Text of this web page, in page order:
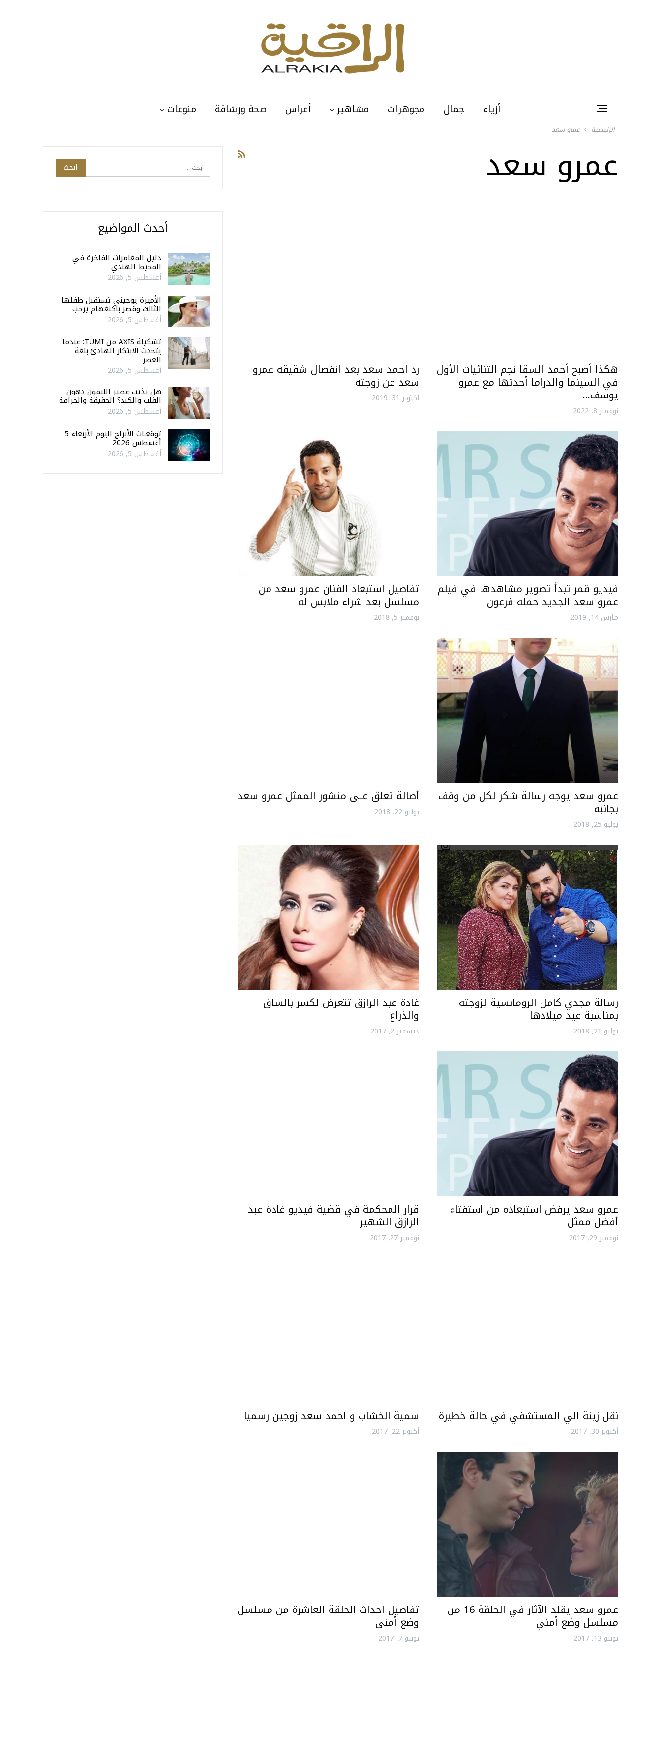
أزياء جمال مجوهرات مشاهير أعراس صحة ورشاقة منوعات
الرئيسية عمرو سعد
عمرو سعد
هكذا أصبح أحمد السقا نجم الثنائيات الأول
في السينما والدراما أحدثها مع عمرو
يوسف…
نوفمبر 8, 2022
رد احمد سعد بعد انفصال شقيقه عمرو
سعد عن زوجته
أكتوبر 31, 2019
فيديو قمر تبدأ تصوير مشاهدها في فيلم
عمرو سعد الجديد حمله فرعون
مارس 14, 2019
تفاصيل استبعاد الفنان عمرو سعد من
مسلسل بعد شراء ملابس له
نوفمبر 5, 2018
عمرو سعد يوجه رسالة شكر لكل من وقف
بجانبه
يوليو 25, 2018
أصالة تعلق على منشور الممثل عمرو سعد
يوليو 22, 2018
رسالة مجدي كامل الرومانسية لزوجته
بمناسبة عيد ميلادها
يوليو 21, 2018
غادة عبد الرازق تتعرض لكسر بالساق
والذراع
ديسمبر 2, 2017
عمرو سعد يرفض استبعاده من استفتاء
أفضل ممثل
نوفمبر 29, 2017
قرار المحكمة في قضية فيديو غادة عبد
الرازق الشهير
نوفمبر 27, 2017
نقل زينة الي المستشفي في حالة خطيرة
أكتوبر 30, 2017
سمية الخشاب و احمد سعد زوجين رسميا
أكتوبر 22, 2017
عمرو سعد يقلد الآثار في الحلقة 16 من
مسلسل وضع أمني
يونيو 13, 2017
تفاصيل احداث الحلقة العاشرة من مسلسل
وضع أمنى
يونيو 7, 2017
أحدث المواضيع
دليل المغامرات الفاخرة في
المحيط الهندي
أغسطس 5, 2026
الأميرة يوجيني تستقبل طفلها
الثالث وقصر باكنغهام يرحب
أغسطس 5, 2026
تشكيلة AXIS من TUMI: عندما
يتحدث الابتكار الهادئ بلغة
العصر
أغسطس 5, 2026
هل يذيب عصير الليمون دهون
القلب والكبد؟ الحقيقة والخرافة
أغسطس 5, 2026
توقعـات الأبراج اليوم الأربعاء 5
أغسطس 2026
أغسطس 5, 2026